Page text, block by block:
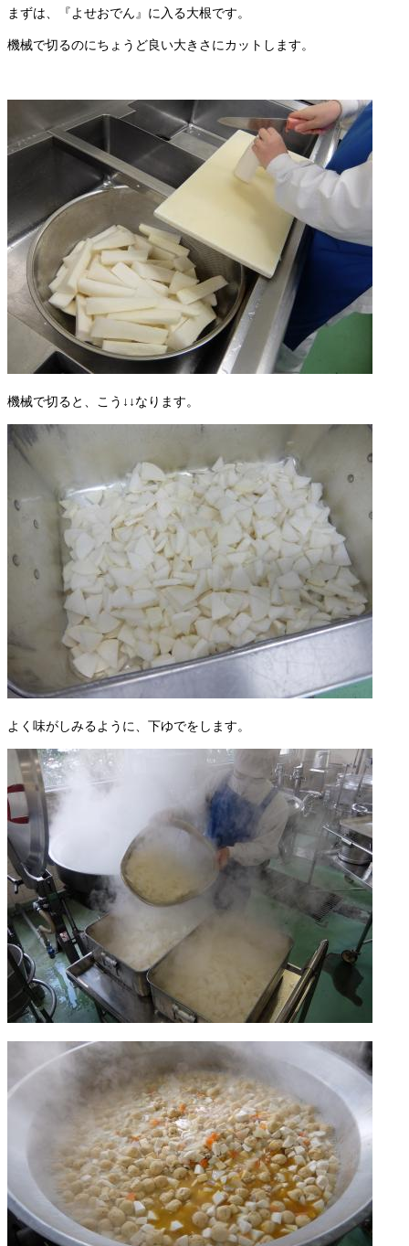
まずは、『よせおでん』に入る大根です。
機械で切るのにちょうど良い大きさにカットします。
機械で切ると、こう↓↓なります。
よく味がしみるように、下ゆでをします。